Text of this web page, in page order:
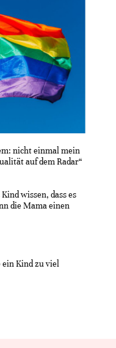
nicht einmal mein
auf dem Radar“
wissen, dass es
die Mama einen
Kind zu viel